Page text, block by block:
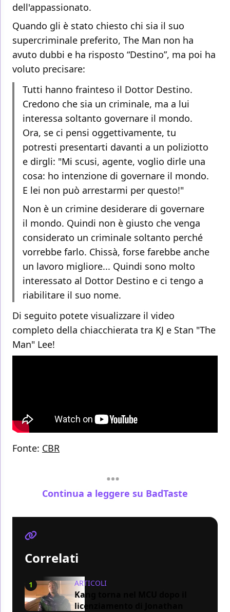
dell'appassionato.
Quando gli è stato chiesto chi sia il suo
supercriminale preferito, The Man non ha
avuto dubbi e ha risposto “Destino”, ma poi ha
voluto precisare:
Tutti hanno frainteso il Dottor Destino.
Credono che sia un criminale, ma a lui
interessa soltanto governare il mondo.
Ora, se ci pensi oggettivamente, tu
potresti presentarti davanti a un poliziotto
e dirgli: "Mi scusi, agente, voglio dirle una
cosa: ho intenzione di governare il mondo.
E lei non può arrestarmi per questo!"
Non è un crimine desiderare di governare
il mondo. Quindi non è giusto che venga
considerato un criminale soltanto perché
vorrebbe farlo. Chissà, forse farebbe anche
un lavoro migliore... Quindi sono molto
interessato al Dottor Destino e ci tengo a
riabilitare il suo nome.
Di seguito potete visualizzare il video
completo della chiacchierata tra KJ e Stan "The
Man" Lee!
Fonte: CBR
Continua a leggere su BadTaste
Correlati
1 ARTICOLI
Kang torna nel MCU dopo il
licenziamento di Jonathan